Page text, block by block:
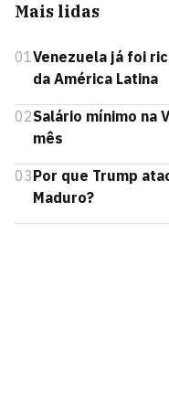
Mais lidas
01Venezuela já foi
da América Latina
02Salário mínimo na
mês
03Por que Trump
Maduro?